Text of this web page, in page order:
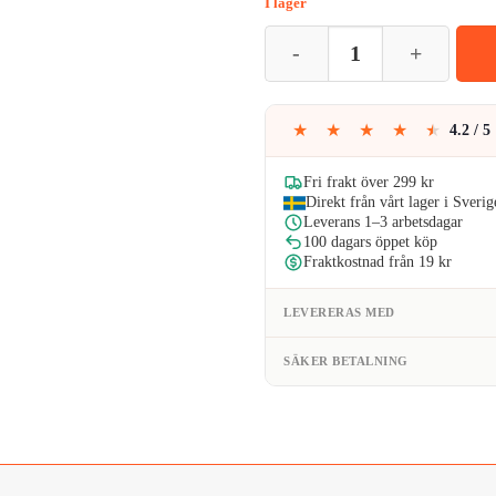
priset
var:
159kr.
★ ★ ★ ★ ★ 4.2 / 5
Fri frakt över 299 kr
Direkt från vårt lager i
Leverans 1–3 arbetsdagar
100 dagars öppet köp
Fraktkostnad från 19 kr
LEVERERAS MED
SÄKER BETALNING